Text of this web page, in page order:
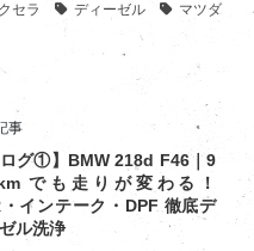
セラ ディーゼル
マツダ
事
ログ①】BMW 218d F46｜9
でも走りが変わる！
・インテーク・DPF 徹底デ
ル洗浄